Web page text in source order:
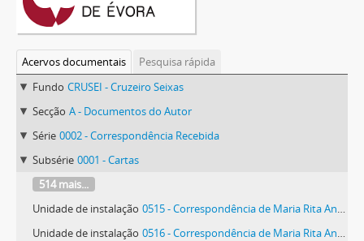
Acervos documentais
Pesquisa rápida
Fundo CRUSEI - Cruzeiro Seixas
Secção A - Documentos do Autor
Série 0002 - Correspondência Recebida
Subsérie 0001 - Cartas
514 mais...
Unidade de instalação 0515 - Correspondência de Maria Rita Andrea de Figueiredo Rodrigues Seixas e Lutero Sousa do Cruzeiro Seixas
Unidade de instalação 0516 - Correspondência de Maria Rita Andrea de Figueiredo Rodrigues Seixas